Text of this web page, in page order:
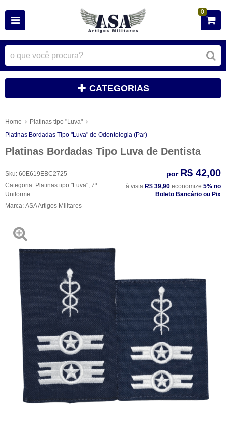
0
CATEGORIAS
Home
Platinas tipo "Luva"
Platinas Bordadas Tipo "Luva" de Odontologia (Par)
Platinas Bordadas Tipo Luva de Dentista
Sku: 60E619EBC2725
Categoria: Platinas tipo "Luva" 7º
Uniforme
Marca: ASA Artigos Militares
por R$ 42,00
à vista R$ 39,90 economize 5% no
Boleto Bancário ou Pix